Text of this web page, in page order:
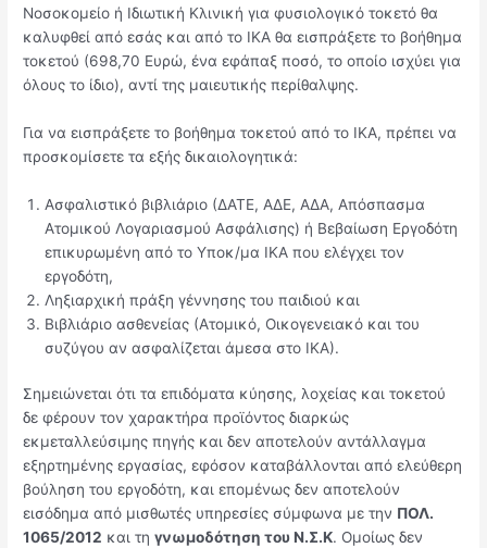
Νοσοκομείο ή Ιδιωτική Κλινική για φυσιολογικό τοκετό θα
καλυφθεί από εσάς και από το ΙΚΑ θα εισπράξετε το βοήθημα
τοκετού (698,70 Ευρώ, ένα εφάπαξ ποσό, το οποίο ισχύει για
όλους το ίδιο), αντί της μαιευτικής περίθαλψης.
Για να εισπράξετε το βοήθημα τοκετού από το ΙΚΑ, πρέπει να
προσκομίσετε τα εξής δικαιολογητικά:
Ασφαλιστικό βιβλιάριο (ΔΑΤΕ, ΑΔΕ, ΑΔΑ, Απόσπασμα
Ατομικού Λογαριασμού Ασφάλισης) ή Βεβαίωση Εργοδότη
επικυρωμένη από το Υποκ/μα ΙΚΑ που ελέγχει τον
εργοδότη,
Ληξιαρχική πράξη γέννησης του παιδιού και
Βιβλιάριο ασθενείας (Ατομικό, Οικογενειακό και του
συζύγου αν ασφαλίζεται άμεσα στο ΙΚΑ).
Σημειώνεται ότι τα επιδόματα κύησης, λοχείας και τοκετού
δε φέρουν τον χαρακτήρα προϊόντος διαρκώς
εκμεταλλεύσιμης πηγής και δεν αποτελούν αντάλλαγμα
εξηρτημένης εργασίας, εφόσον καταβάλλονται από ελεύθερη
βούληση του εργοδότη, και επομένως δεν αποτελούν
εισόδημα από μισθωτές υπηρεσίες σύμφωνα με την ΠΟΛ.
1065/2012 και τηγνωμοδότηση του Ν.Σ.Κ. Ομοίως δεν